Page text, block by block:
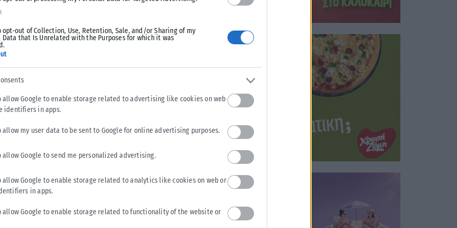
opt-out of Collection, Use, Retention, Sale, and/or Sharing of my
Data that Is Unrelated with the Purposes for which it was
allow Google to enable storage related to advertising like cookies on web
identifiers in apps.
allow my user data to be sent to Google for online advertising purposes.
allow Google to send me personalized advertising.
allow Google to enable storage related to analytics like cookies on web or
in apps.
allow Google to enable storage related to functionality of the website or
μας Αεροπορίας, όπως και από
της, στον Φλοίσβο του Παλαιού
ότι οι Έλληνες…
5, 2023
Send